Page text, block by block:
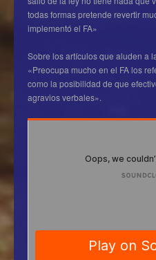
todas formas pretende revertir
implementó el FA»
Sobre los artículos que aluden a
«Preocupa mucho en el FA los
como la posibilidad de que
agravios verbales».